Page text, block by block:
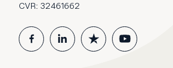
CVR: 32461662